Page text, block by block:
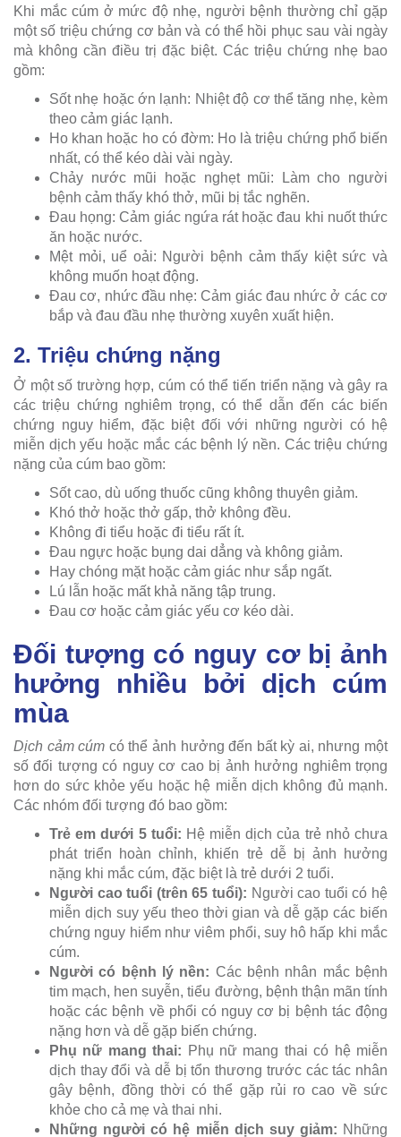
Khi mắc cúm ở mức độ nhẹ, người bệnh thường chỉ gặp
một số triệu chứng cơ bản và có thể hồi phục sau vài ngày
mà không cần điều trị đặc biệt. Các triệu chứng nhẹ bao
gồm:
Sốt nhẹ hoặc ớn lạnh: Nhiệt độ cơ thể tăng nhẹ, kèm
theo cảm giác lạnh.
Ho khan hoặc ho có đờm: Ho là triệu chứng phổ biến
nhất, có thể kéo dài vài ngày.
Chảy nước mũi hoặc nghẹt mũi: Làm cho người
bệnh cảm thấy khó thở, mũi bị tắc nghẽn.
Đau họng: Cảm giác ngứa rát hoặc đau khi nuốt thức
ăn hoặc nước.
Mệt mỏi, uể oải: Người bệnh cảm thấy kiệt sức và
không muốn hoạt động.
Đau cơ, nhức đầu nhẹ: Cảm giác đau nhức ở các cơ
bắp và đau đầu nhẹ thường xuyên xuất hiện.
2. Triệu chứng nặng
Ở một số trường hợp, cúm có thể tiến triển nặng và gây ra
các triệu chứng nghiêm trọng, có thể dẫn đến các biến
chứng nguy hiểm, đặc biệt đối với những người có hệ
miễn dịch yếu hoặc mắc các bệnh lý nền. Các triệu chứng
nặng của cúm bao gồm:
Sốt cao, dù uống thuốc cũng không thuyên giảm.
Khó thở hoặc thở gấp, thở không đều.
Không đi tiểu hoặc đi tiểu rất ít.
Đau ngực hoặc bụng dai dẳng và không giảm.
Hay chóng mặt hoặc cảm giác như sắp ngất.
Lú lẫn hoặc mất khả năng tập trung.
Đau cơ hoặc cảm giác yếu cơ kéo dài.
Đối tượng có nguy cơ bị ảnh
hưởng nhiều bởi dịch cúm
mùa
Dịch cảm cúm có thể ảnh hưởng đến bất kỳ ai, nhưng một
số đối tượng có nguy cơ cao bị ảnh hưởng nghiêm trọng
hơn do sức khỏe yếu hoặc hệ miễn dịch không đủ mạnh.
Các nhóm đối tượng đó bao gồm:
Trẻ em dưới 5 tuổi: Hệ miễn dịch của trẻ nhỏ chưa
phát triển hoàn chỉnh, khiến trẻ dễ bị ảnh hưởng
nặng khi mắc cúm, đặc biệt là trẻ dưới 2 tuổi.
Người cao tuổi (trên 65 tuổi): Người cao tuổi có hệ
miễn dịch suy yếu theo thời gian và dễ gặp các biến
chứng nguy hiểm như viêm phổi, suy hô hấp khi mắc
cúm.
Người có bệnh lý nền: Các bệnh nhân mắc bệnh
tim mạch, hen suyễn, tiểu đường, bệnh thận mãn tính
hoặc các bệnh về phổi có nguy cơ bị bệnh tác động
nặng hơn và dễ gặp biến chứng.
Phụ nữ mang thai: Phụ nữ mang thai có hệ miễn
dịch thay đổi và dễ bị tổn thương trước các tác nhân
gây bệnh, đồng thời có thể gặp rủi ro cao về sức
khỏe cho cả mẹ và thai nhi.
Những người có hệ miễn dịch suy giảm: Những